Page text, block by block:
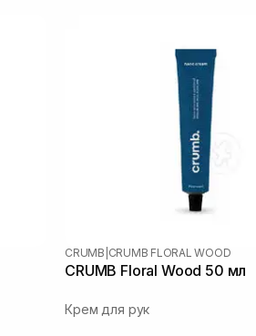
CRUMB CRUMB FLORAL WOOD
CRUMB Floral Wood 50 мл
Крем для рук